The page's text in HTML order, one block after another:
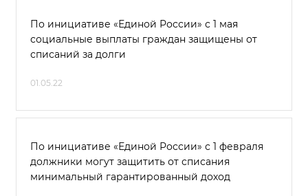
По инициативе «Единой России» с 1 мая
социальные выплаты граждан защищены от
списаний за долги
01.05.22
По инициативе «Единой России» с 1 февраля
должники могут защитить от списания
минимальный гарантированный доход